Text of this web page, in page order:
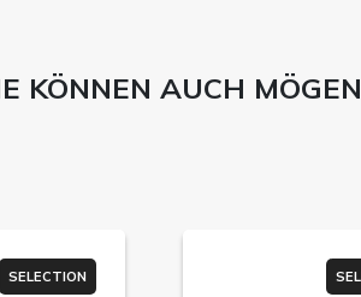
KÖNNEN AUCH MÖGEN
SELECTION